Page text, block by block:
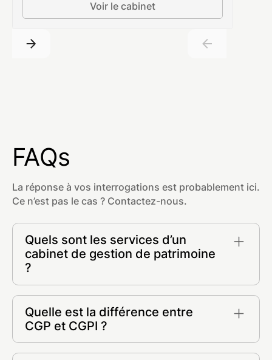
Voir le cabinet
FAQs
La réponse à vos interrogations est probablement ici.
Ce n’est pas le cas ? Contactez-nous.
Quels sont les services d’un
cabinet de gestion de patrimoine
?
investissements
- Stratégie patrimoniale et ingénierie
- Optimisation de votre fiscalité
Quelle est la différence entre
CGP et CGPI ?